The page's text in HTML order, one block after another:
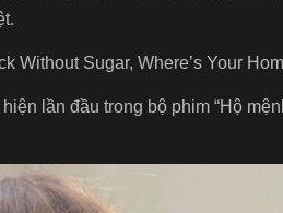
Without Sugar, Where’s Your
lần đầu trong bộ phim “Hộ